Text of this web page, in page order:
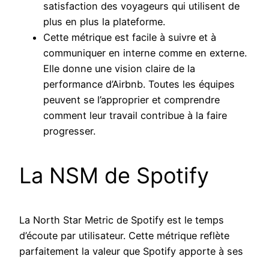
satisfaction des voyageurs qui utilisent de
plus en plus la plateforme.
Cette métrique est facile à suivre et à
communiquer en interne comme en externe.
Elle donne une vision claire de la
performance d’Airbnb. Toutes les équipes
peuvent se l’approprier et comprendre
comment leur travail contribue à la faire
progresser.
La NSM de Spotify
La North Star Metric de Spotify est le temps
d’écoute par utilisateur. Cette métrique reflète
parfaitement la valeur que Spotify apporte à ses